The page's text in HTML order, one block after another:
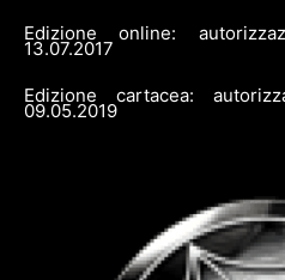
Edizione online:
13.07.2017
Edizione cartacea:
09.05.2019